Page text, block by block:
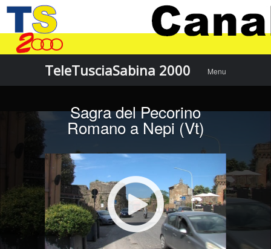
TeleTusciaSabina 2000
content
Menu
Sagra del Pecorino
Romano a Nepi (Vt)